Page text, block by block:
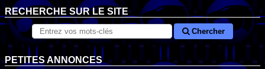
RECHERCHE SUR LE SITE
Chercher
PETITES ANNONCES